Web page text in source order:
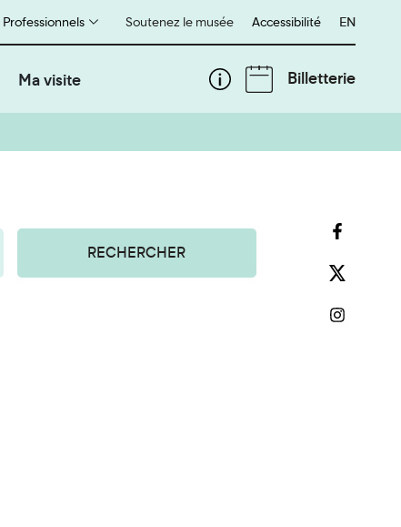
Soutenez le musée
Professionnels Accessibilité English
EN
Ma visite Billetterie
RECHERCHER